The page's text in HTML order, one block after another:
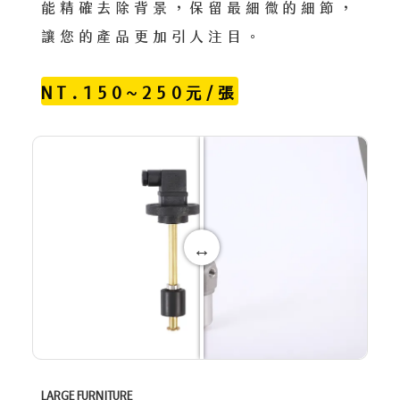
能精確去除背景，保留最細微的細節，
讓您的產品更加引人注目。
NT.150~250元/張
LARGE FURNITURE